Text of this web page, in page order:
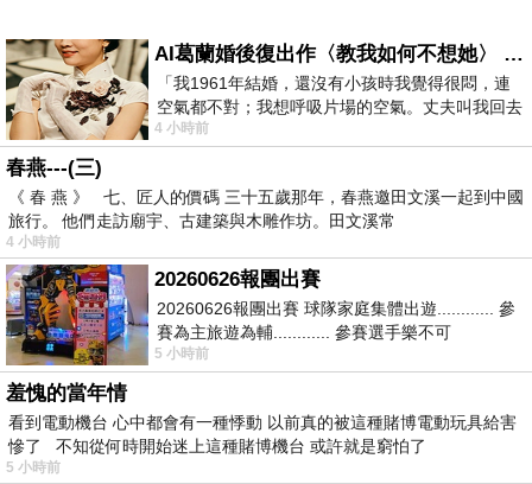
AI葛蘭婚後復出作〈教我如何不想她〉 #戀上老電影 #葛蘭 #粟子
「我1961年結婚，還沒有小孩時我覺得很悶，連
空氣都不對；我想呼吸片場的空氣。丈夫叫我回去
試試看……拍了〈教我如何不想她〉（1963
4 小時前
春燕---(三)
《 春 燕 》 七、匠人的價碼 三十五歲那年，春燕邀田文溪一起到中國
旅行。 他們走訪廟宇、古建築與木雕作坊。田文溪常
4 小時前
20260626報團出賽
20260626報團出賽 球隊家庭集體出遊............ 參
賽為主旅遊為輔............ 參賽選手樂不可
支............ 賽前旅遊
5 小時前
羞愧的當年情
看到電動機台 心中都會有一種悸動 以前真的被這種賭博電動玩具給害
慘了 不知從何時開始迷上這種賭博機台 或許就是窮怕了
5 小時前